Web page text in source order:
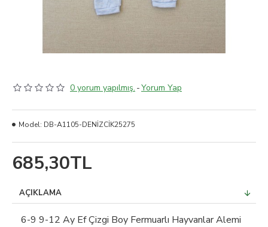
0 yorum yapılmış. -Yorum Yap
685,30TL
Model: DB-A1105-DENİZCİK25275
AÇIKLAMA
6-9 9-12 Ay Ef Çizgi Boy Fermuarlı Hayvanlar Alemi